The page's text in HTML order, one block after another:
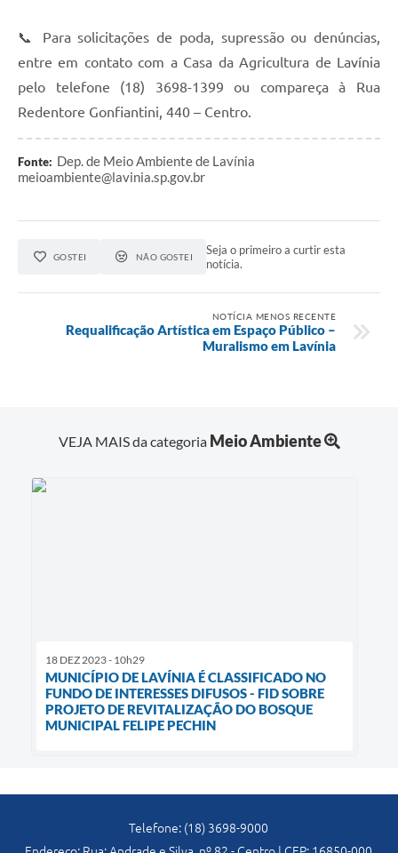
📞 Para solicitações de poda, supressão ou denúncias,
entre em contato com a Casa da Agricultura de Lavínia
pelo telefone (18) 3698-1399 ou compareça à Rua
Redentore Gonfiantini, 440 – Centro.
Fonte: Dep. de Meio Ambiente de Lavínia
meioambiente@lavinia.sp.gov.br
GOSTEI NÃO GOSTEI
Seja o primeiro a curtir esta
notícia.
NOTÍCIA MENOS RECENTE
Requalificação Artística em Espaço Público –
Muralismo em Lavínia
VEJA MAIS da categoria Meio Ambiente
18 DEZ 2023 - 10h29
MUNICÍPIO DE LAVÍNIA É CLASSIFICADO NO
FUNDO DE INTERESSES DIFUSOS - FID SOBRE
PROJETO DE REVITALIZAÇÃO DO BOSQUE
MUNICIPAL FELIPE PECHIN
Telefone: (18) 3698-9000